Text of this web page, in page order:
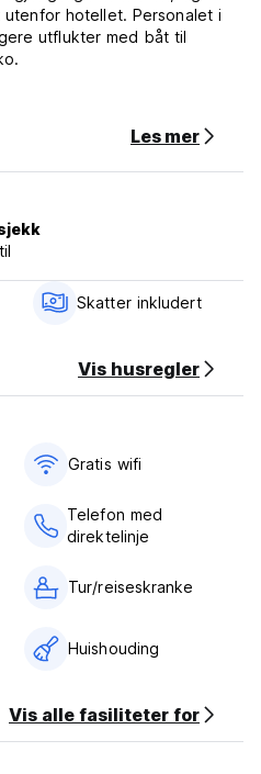
hotellet. Personalet i
utflukter med båt til
som betaling ved
translated from original
Les mer
Skatter inkludert
Vis husregler
Gratis wifi‎
Telefon med
direktelinje
Tur/reiseskranke
Huishouding
Vis alle fasiliteter for